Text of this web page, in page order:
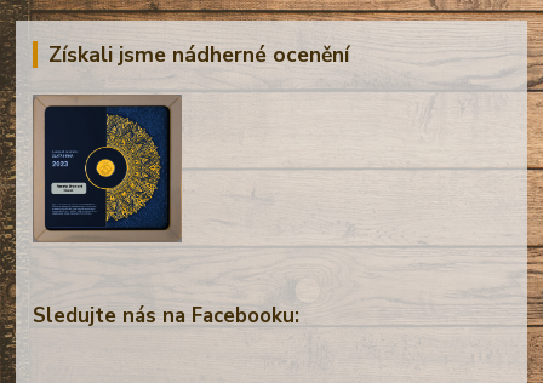
Získali jsme nádherné ocenění
Sledujte nás na Facebooku: